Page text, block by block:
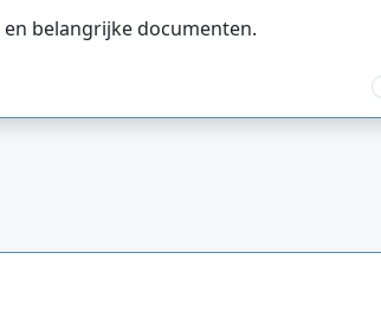
belangrijke documenten.